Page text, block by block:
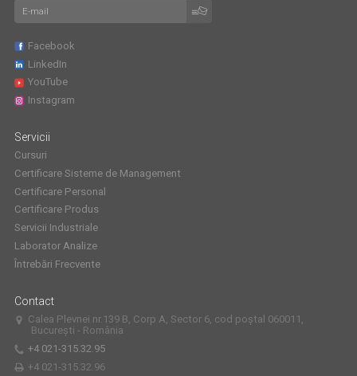
Servicii
Cursuri
Certificare Sisteme de Management
Certificare Personal
Certificare Produs
Servicii Industriale
Laborator Analize
Întrebări Frecvente
Facebook
LinkedIn
YouTube
Instagram
Contact
Calea Plevnei nr.139 B, Corp A, Sector 6, cod poștal 060011,
București - România
+4 021-315.32.95
+4 021-315.32.96